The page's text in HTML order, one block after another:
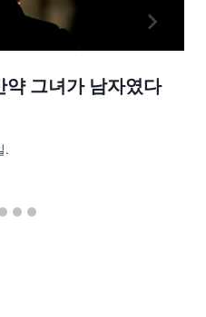
약 그녀가 남자였다
.